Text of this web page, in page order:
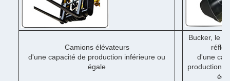
Camions élévateurs
d'une capacité de production inférieure ou
égale
Bucker, le
d'une
production